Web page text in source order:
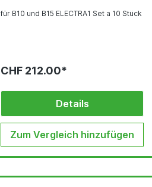
für B10 und B15 ELECTRA1 Set a 10 Stück
CHF 212.00*
Details
Zum Vergleich hinzufügen